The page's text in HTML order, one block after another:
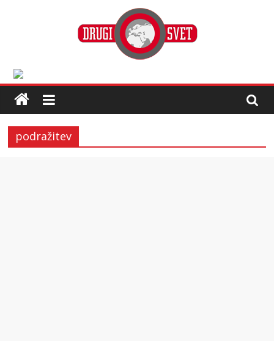
podražitev